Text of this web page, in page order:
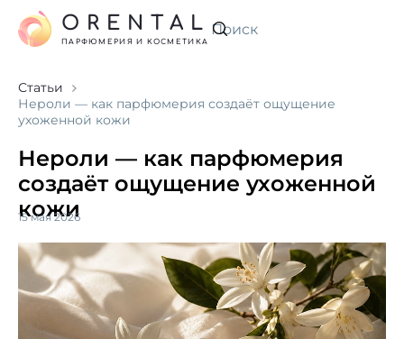
Искать
ORENTAL
ПАРФЮМЕРИЯ И КОСМЕТИКА
Статьи
Нероли — как парфюмерия создаёт ощущение
ухоженной кожи
Нероли — как парфюмерия
создаёт ощущение ухоженной
кожи
15 мая 2026